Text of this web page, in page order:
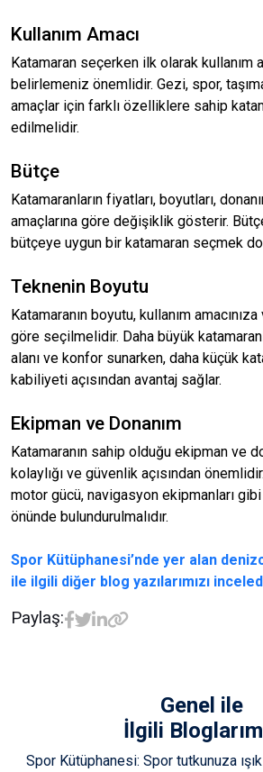
Kullanım Amacı
Katamaran seçerken ilk olarak kullanım
belirlemeniz önemlidir. Gezi, spor,
amaçlar için farklı özelliklere sahip
edilmelidir.
Bütçe
Katamaranların fiyatları, boyutları,
amaçlarına göre değişiklik gösterir.
bütçeye uygun bir katamaran seçmek
Teknenin Boyutu
Katamaranın boyutu, kullanım
göre seçilmelidir. Daha büyük
alanı ve konfor sunarken, daha küçük
kabiliyeti açısından avantaj sağlar.
Ekipman ve Donanım
Katamaranın sahip olduğu ekipman ve
kolaylığı ve güvenlik açısından
motor gücü, navigasyon ekipmanları
önünde bulundurulmalıdır.
Spor Kütüphanesi’nde yer alan
ile ilgili diğer blog yazılarımızı
Paylaş:
Genel ile
İlgili
Spor Kütüphanesi: Spor tutkunuza